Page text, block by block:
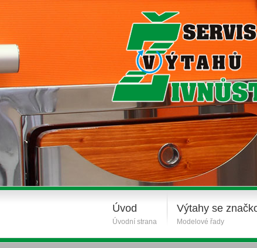
Úvod
Úvodní strana
Výtahy se
Modelové řady